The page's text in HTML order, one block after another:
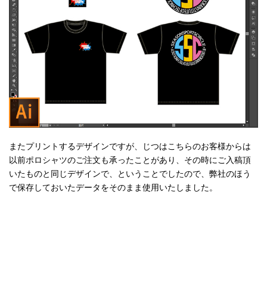
またプリントするデザインですが、じつはこちらのお客様からは
以前ポロシャツのご注文も承ったことがあり、その時にご入稿頂
いたものと同じデザインで、ということでしたので、弊社のほう
で保存しておいたデータをそのまま使用いたしました。